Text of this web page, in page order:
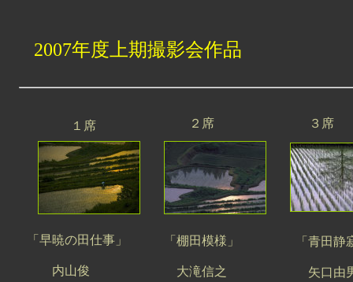
2007年度上期撮影会作品
「早暁の田仕事」
内山俊
「棚田模様」
大滝信之
「青田静
矢口由
３席
２席
１席